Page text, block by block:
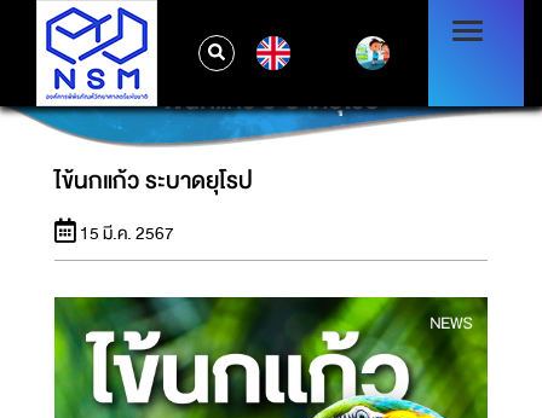
ไข้นกแก้ว ระบาดยุโรป
ไข้นกแก้ว ระบาดยุโรป
15 มี.ค. 2567